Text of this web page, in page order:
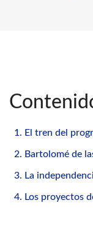
1. El tren del
2. Bartolomé de
3. La
4. Los proyectos